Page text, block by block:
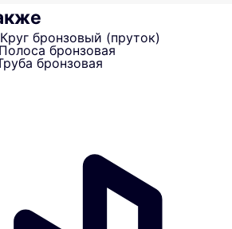
Круг бронзовый (пруток)
Полоса бронзовая
бронзовая